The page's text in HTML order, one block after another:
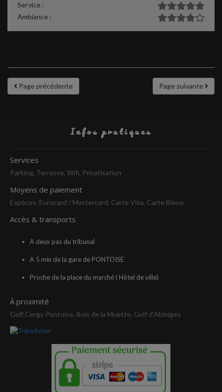
Service :
Ambiance :
Page suivante
Page précédente
Infos pratiques
Services
Parking, Terrasse, Wifi, Privatisation
Moyens de paiement
Espèces, Eurocard / Mastercard, Carte Visa, Carte Bleue
Accès & transports
A deux pas du tribunal
A 5 min de la gare de PONTOISE
Proche de la place du marché ( Hôtel de ville)
À proximité
Golf Cergy Pontoise, Bois de la Muette, Golf d'Ableiges